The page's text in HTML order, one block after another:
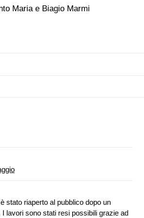
Maria e Biagio Marmi
stato riaperto al pubblico dopo un
lavori sono stati resi possibili grazie ad